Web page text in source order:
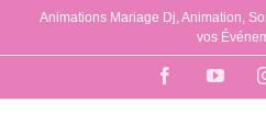
Passer
contenu
Animations Mariage Dj, Animation,
vos
Facebook